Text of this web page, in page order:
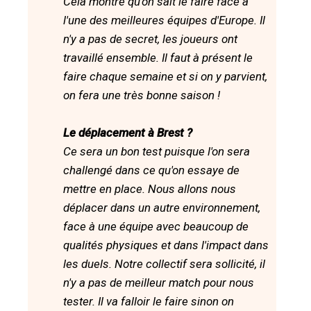
l'une des meilleures équipes d'Europe. Il
n'y a pas de secret, les joueurs ont
travaillé ensemble. Il faut à présent le
faire chaque semaine et si on y parvient,
on fera une très bonne saison !
Le déplacement à Brest ?
Ce sera un bon test puisque l'on sera
challengé dans ce qu'on essaye de
mettre en place. Nous allons nous
déplacer dans un autre environnement,
face à une équipe avec beaucoup de
qualités physiques et dans l'impact dans
les duels. Notre collectif sera sollicité, il
n'y a pas de meilleur match pour nous
tester. Il va falloir le faire sinon on